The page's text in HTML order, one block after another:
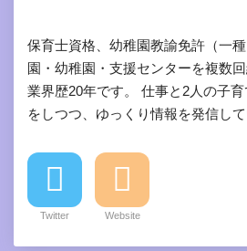
保育士資格、幼稚園教諭免許（一
園・幼稚園・支援センターを複数
業界歴20年です。 仕事と2人の子
をしつつ、ゆっくり情報を発信して
Twitter Website